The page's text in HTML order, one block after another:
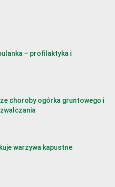
– profilaktyka i
choroby ogórka gruntowego i
warzywa kapustne